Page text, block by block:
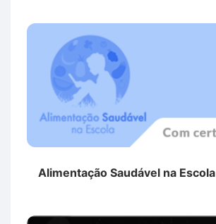
Alimentação Saudável na Escola